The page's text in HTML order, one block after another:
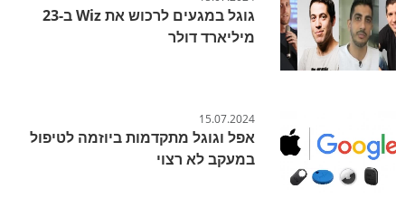
גוגל במגעים לרכוש את Wiz ב-23
מיליארד דולר
15.07.2024
אפל וגוגל מתקדמות ביוזמה לטיפול
במעקב לא רצוי